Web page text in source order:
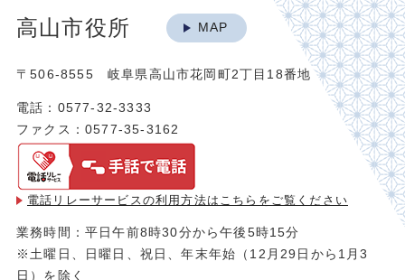
高山市役所 MAP
〒506-8555 岐阜県高山市花岡町2丁目18番地
電話：0577-32-3333
ファクス：0577-35-3162
電話リレーサービスの利用方法は こちらをご覧ください
業務時間：平日午前8時30分から午後5時15分
※土曜日、日曜日、祝日、年末年始（12月29日から1月3
日）を除く